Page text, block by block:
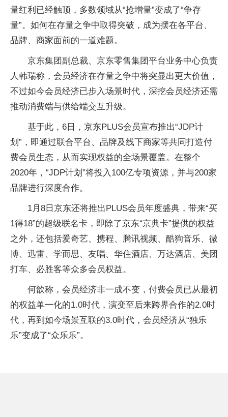
量红利已经触顶，多数领域从“抢增量”变成了“争存
量”。如何在存量之争中取得突破，成为摆在各平台、
品牌、商家面前的一道难题。
京东集团副总裁、京东零售集团平台业务中心负责
人韩瑞称，会员经济在存量之争中将突显出更大价值，
不过如今会员经济已步入场景时代，深挖会员经济还需
推动消费端与供给端交互升级。
基于此，6日，京东PLUS会员宣布推出“JDP计
划”，即通过联合平台、品牌及线下商家等共同打造付
费会员生态，从而实现权益的全场景覆盖。在整个
2020年，“JDP计划”将投入100亿专项资源，并与200家
品牌进行深度合作。
1月8日京东还将推出PLUS会员年度盛典，带来“买
1得18”的超级联名卡，即除了京东“京典卡”提供的权益
之外，还包括爱奇艺、携程、腾讯视频、酷狗音乐、微
博、迅雷、学而思、友唱、华住酒店、万达酒店、美团
打车、必胜客等众多会员权益。
何歆称，会员经济非一成不变，付费会员已从最初
的权益单一化的1.0时代，演变至后来跨界合作的2.0时
代，再到如今场景互联的3.0时代，会员经济从“独乐
乐”变成了“众乐乐”。